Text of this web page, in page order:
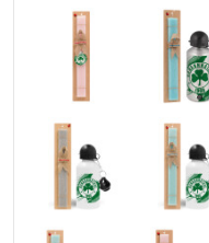
Παρατήρηση
: Τα
διαθέτει ανοιγόμενα
προσφέρουν μόνο
και είναι πιθανό, σε
σε τσάντα με έντονη
διαρροές από το